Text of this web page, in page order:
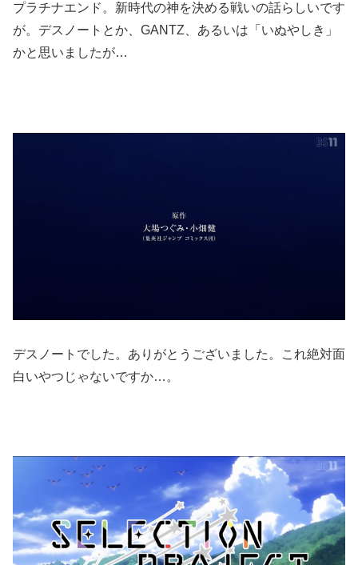
プラチナエンド。新時代の神を決める戦いの話らしいです
が。デスノートとか、GANTZ、あるいは「いぬやしき」
かと思いましたが…
デスノートでした。ありがとうございました。これ絶対面
白いやつじゃないですか…。